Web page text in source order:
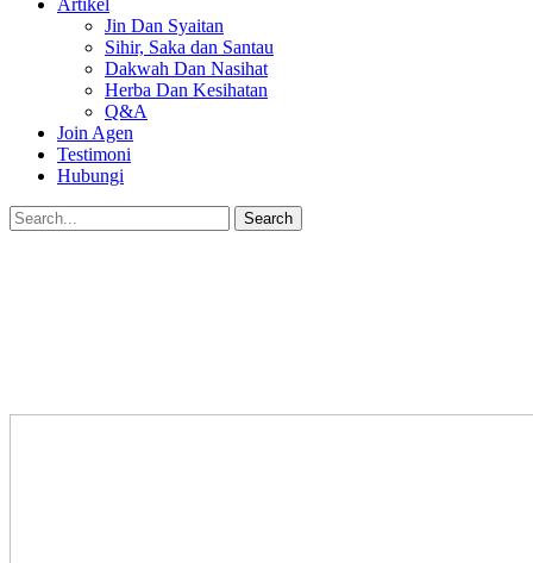
Artikel
Jin Dan Syaitan
Sihir, Saka dan Santau
Dakwah Dan Nasihat
Herba Dan Kesihatan
Q&A
Join Agen
Testimoni
Hubungi